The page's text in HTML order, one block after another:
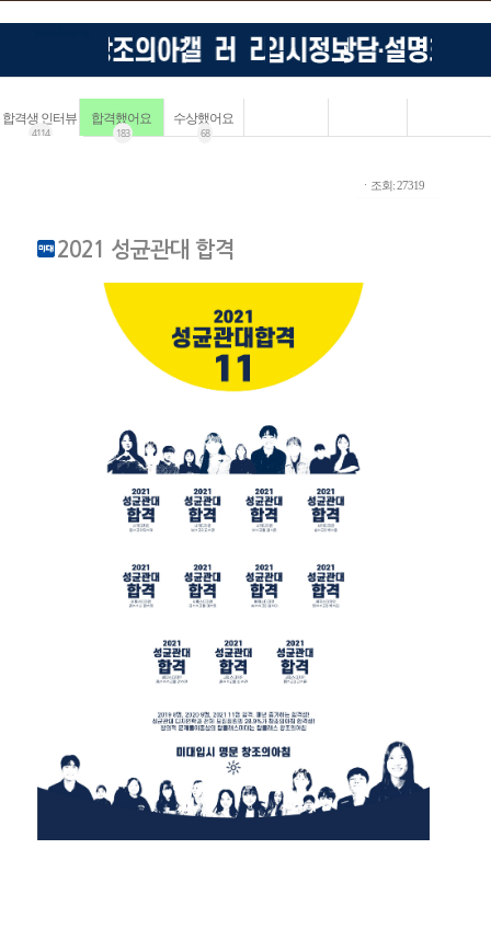
합격생 인터뷰
4114
합격했어요
183
수상했어요
68
ㆍ조회: 27319
2021 성균관대 합격